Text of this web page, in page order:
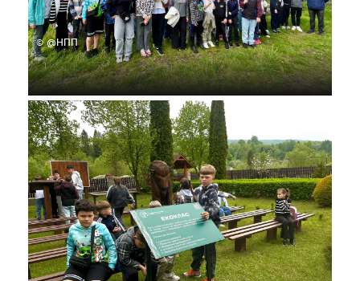
© @НПП